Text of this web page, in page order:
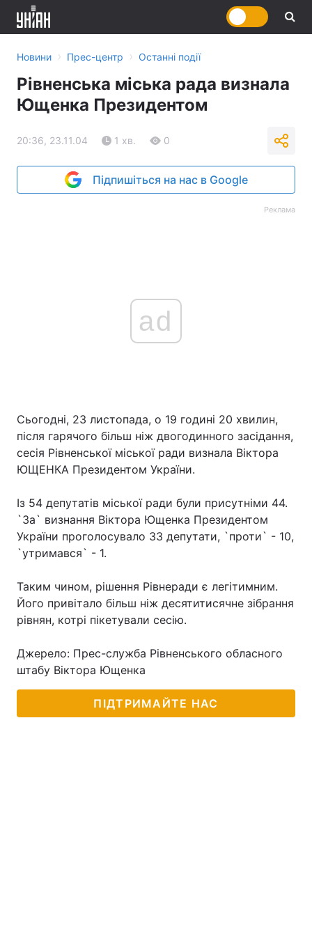
Новини › Прес-центр › Останні події
Рівненська міська рада визнала
Ющенка Президентом
20:36, 23.11.04 1 хв. 0
Підпишіться на нас в Google
Реклама
ad
Сьогодні, 23 листопада, о 19 годині 20 хвилин,
після гарячого більш ніж двогодинного засідання,
сесія Рівненської міської ради визнала Віктора
ЮЩЕНКА Президентом України.
Із 54 депутатів міської ради були присутніми 44.
`За` визнання Віктора Ющенка Президентом
України проголосувало 33 депутати, `проти` - 10,
`утримався` - 1.
Таким чином, рішення Рівнеради є легітимним.
Його привітало більш ніж десятитисячне зібрання
рівнян, котрі пікетували сесію.
Джерело: Прес-служба Рівненського обласного
штабу Віктора Ющенка
ПІДТРИМАЙТЕ НАС